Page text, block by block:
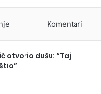
Komentari
otvorio dušu: “Taj